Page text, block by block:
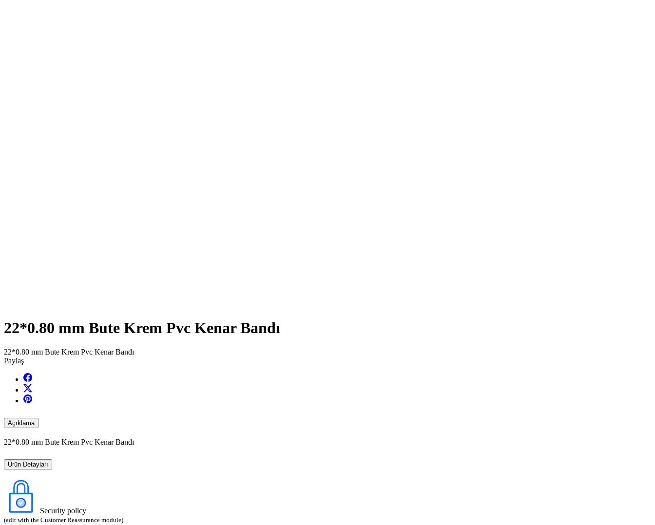
22*0.80 mm Bute Krem Pvc Kenar Bandı
22*0.80 mm Bute Krem Pvc Kenar Bandı
Paylaş
Açıklama
22*0.80 mm Bute Krem Pvc Kenar Bandı
Ürün Detayları
Security policy
(edit with the Customer Reassurance module)